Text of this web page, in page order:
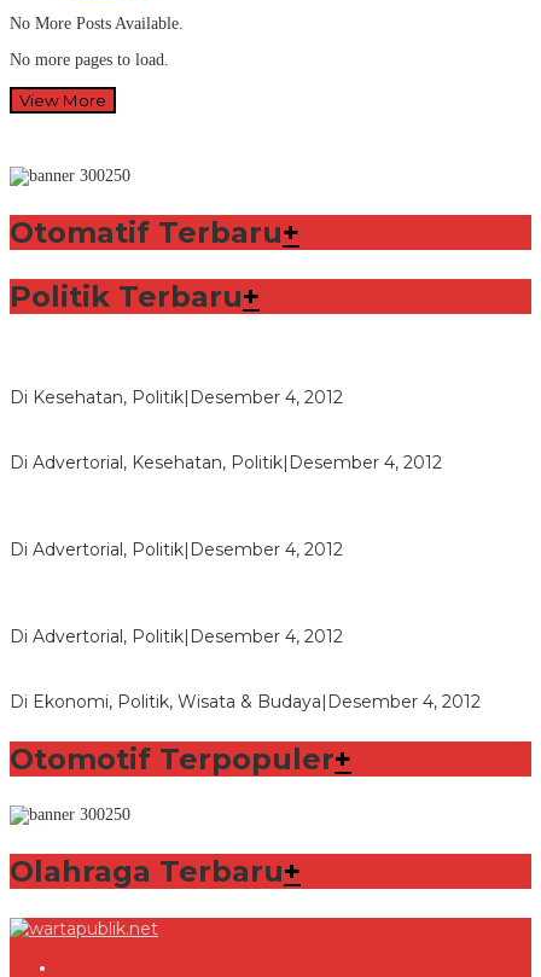
No More Posts Available.
No more pages to load.
View More
Otomatif Terbaru+
Politik Terbaru+
Di Kesehatan, Politik Desember 4, 2012
Di Advertorial, Kesehatan, Politik Desember 4, 2012
Di Advertorial, Politik Desember 4, 2012
Di Advertorial, Politik Desember 4, 2012
Di Ekonomi, Politik, Wisata & Budaya Desember 4, 2012
Otomotif Terpopuler+
Olahraga Terbaru+